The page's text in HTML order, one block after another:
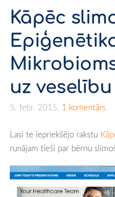
Kāpēc
uz veselību
5. febr. 2015, 1 komentārs
Lasi te iepriekšējo rakstu
runājam tieši par bērnu